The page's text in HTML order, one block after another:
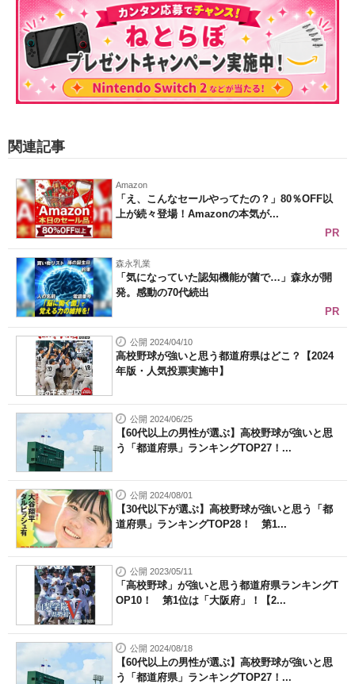
関連記事
Amazon
「え、こんなセールやってたの？」80％OFF以
上が続々登場！Amazonの本気が...
PR
森永乳業
「気になっていた認知機能が菌で…」森永が開
発。感動の70代続出
PR
公開 2024/04/10
高校野球が強いと思う都道府県はどこ？【2024
年版・人気投票実施中】
公開 2024/06/25
【60代以上の男性が選ぶ】高校野球が強いと思
う「都道府県」ランキングTOP27！...
公開 2024/08/01
【30代以下が選ぶ】高校野球が強いと思う「都
道府県」ランキングTOP28！ 第1...
公開 2023/05/11
「高校野球」が強いと思う都道府県ランキングT
OP10！ 第1位は「大阪府」！【2...
公開 2024/08/18
【60代以上の男性が選ぶ】高校野球が強いと思
う「都道府県」ランキングTOP27！...